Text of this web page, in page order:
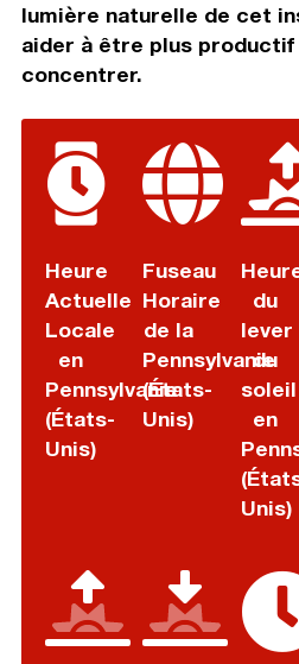
lumière naturelle de cet
aider à être plus productif
concentrer.
Heure
Actuelle
Locale
en
Pennsylvanie
(États-
Unis)
Fuseau
Horaire
de la
Pennsylvanie
(États-
Unis)
du
lever
du
soleil
en
Unis)